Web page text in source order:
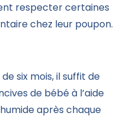
respecter certaines
chez leur poupon.
six mois, il suffit de
de bébé à l’aide
après chaque